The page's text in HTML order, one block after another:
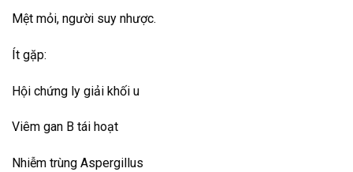
Mệt mỏi, người suy nhược.
Ít gặp:
Hội chứng ly giải khối u
Viêm gan B tái hoạt
Nhiễm trùng Aspergillus